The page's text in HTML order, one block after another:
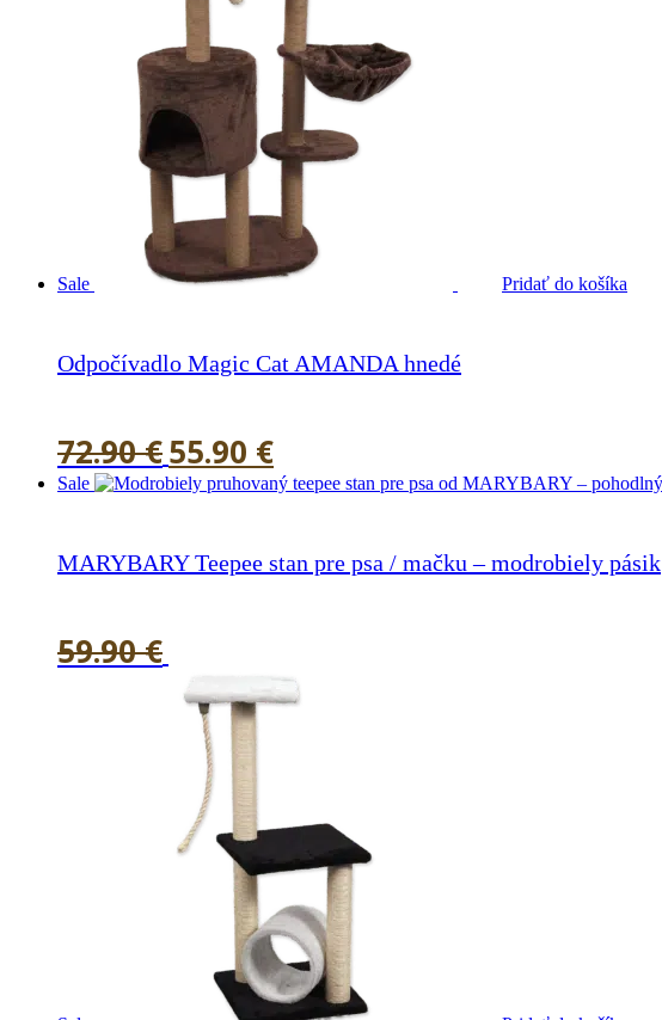
Sale Pridať do košíka
Odpočívadlo Magic Cat AMANDA hnedé
72.90€ Original
price
72.90 €.
55.90 €Current
price
55.90 €.
Sale
MARYBARY Teepee stan pre psa / mačku – modrobiely pásik
59.90€